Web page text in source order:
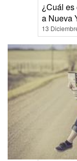
¿Cuál es
a Nueva
13